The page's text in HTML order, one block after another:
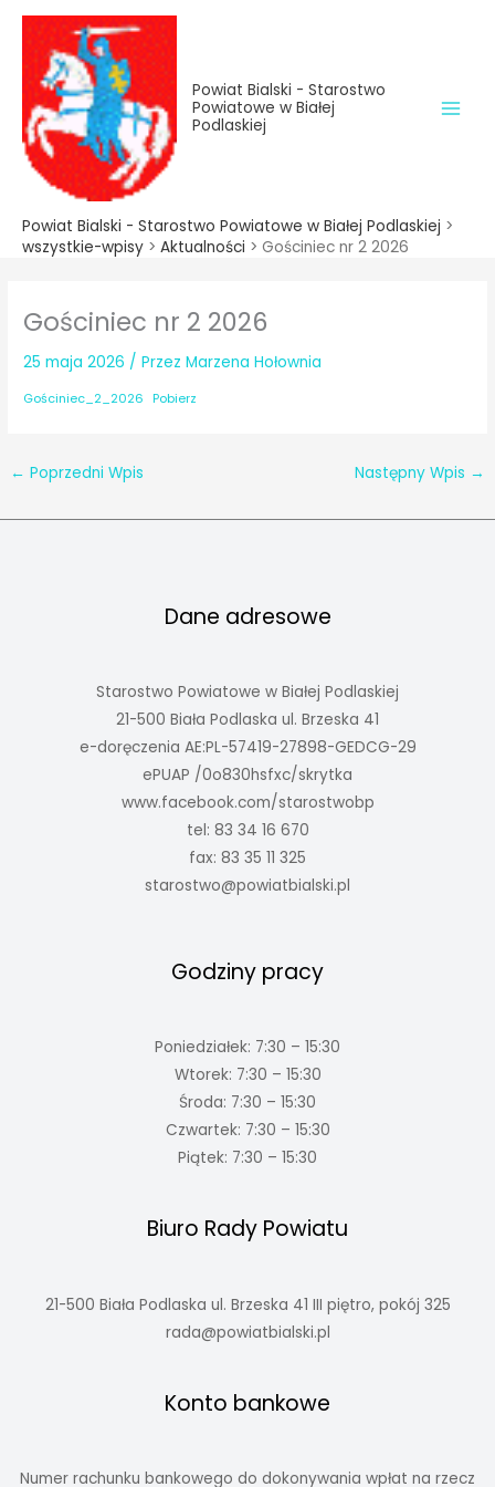
treści
Przejdź
treści
Powiat Bialski - Starostwo
Powiatowe w Białej
Podlaskiej
Powiat Bialski - Starostwo Powiatowe w Białej Podlaskiej >
wszystkie-wpisy > Aktualności > Gościniec nr 2 2026
Gościniec nr 2 2026
25 maja 2026 / PrzezMarzena Hołownia
Gościniec_2_2026 Pobierz
← Poprzedni Wpis Następny Wpis →
Dane adresowe
Starostwo Powiatowe w Białej Podlaskiej
21-500 Biała Podlaska ul. Brzeska 41
e-doręczenia AE:PL-57419-27898-GEDCG-29
ePUAP /0o830hsfxc/skrytka
www.facebook.com/starostwobp
tel: 83 34 16 670
fax: 83 35 11 325
starostwo@powiatbialski.pl
Godziny pracy
Poniedziałek: 7:30 – 15:30
Wtorek: 7:30 – 15:30
Środa: 7:30 – 15:30
Czwartek: 7:30 – 15:30
Piątek: 7:30 – 15:30
Biuro Rady Powiatu
21-500 Biała Podlaska ul. Brzeska 41 III piętro, pokój 325
rada@powiatbialski.pl
Konto bankowe
Numer rachunku bankowego do dokonywania wpłat na rzecz